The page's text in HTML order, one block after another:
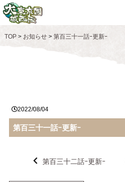
TOP> お知らせ> 第百三十一話ｰ更新ｰ
2022/08/04
第百三十一話ｰ更新ｰ
第百三十二話ｰ更新ｰ